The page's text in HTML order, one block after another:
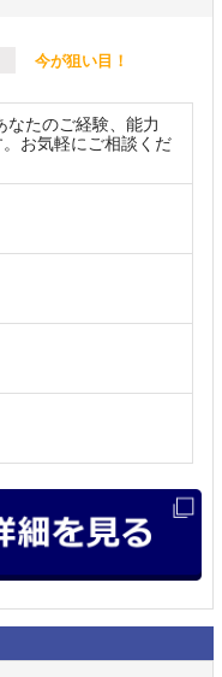
今が狙い目！
たのご経験、能力
お気軽にご相談くだ